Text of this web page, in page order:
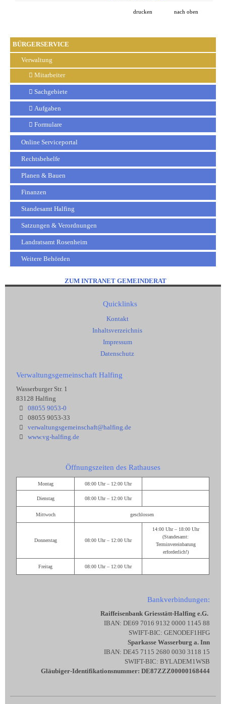
BÜRGERSERVICE
Verwaltung
Mitarbeiter
Sachgebiete
Aufgaben
Formulare
Online Serviceportal
Rechtsbehelfe
Planen & Bauen
Finanzen
Standesamt Halfing
Satzungen & Verordnungen
Landratsamt Rosenheim
Weitere Behörden
drucken nach oben
ZUM INTRANET GEMEINDERAT
Quicklinks
Kontakt
Inhaltsverzeichnis
Impressum
Datenschutz
Verwaltungsgemeinschaft Halfing
Wasserburger Str. 1
83128 Halfing
08055 9053-0
08055 9053-33
verwaltungsgemeinschaft@halfing.de
www.vg-halfing.de
Öffnungszeiten des Rathauses
Montag 08:00 Uhr – 12:00 Uhr
Dienstag 08:00 Uhr – 12:00 Uhr
Mittwoch geschlossen
Donnerstag 08:00 Uhr – 12:00 Uhr
14:00 Uhr – 18:00 Uhr
(Standesamt:
Terminvereinbarung
erforderlich!)
Freitag 08:00 Uhr – 12:00 Uhr
Bankverbindungen:
Raiffeisenbank Griesstätt-Halfing e.G.
IBAN: DE69 7016 9132 0000 1145 88
SWIFT-BIC: GENODEF1HFG
Sparkasse Wasserburg a. Inn
IBAN: DE45 7115 2680 0030 3118 15
SWIFT-BIC: BYLADEM1WSB
Gläubiger-Identifikationsnummer: DE87ZZZ00000168444